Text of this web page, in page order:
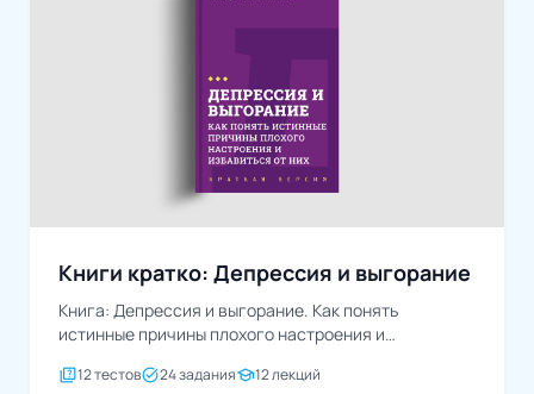
Книги кратко: Депрессия и выгорание
Книга: Депрессия и выгорание. Как понять
истинные причины плохого настроения и
quiz12 тестовtask_alt24 заданияschool12 лекций